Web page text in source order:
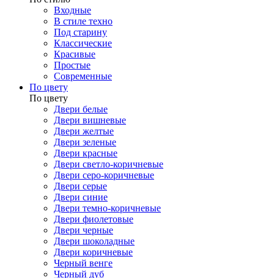
Входные
В стиле техно
Под старину
Классические
Красивые
Простые
Современные
По цвету
По цвету
Двери белые
Двери вишневые
Двери желтые
Двери зеленые
Двери красные
Двери светло-коричневые
Двери серо-коричневые
Двери серые
Двери синие
Двери темно-коричневые
Двери фиолетовые
Двери черные
Двери шоколадные
Двери коричневые
Черный венге
Черный дуб